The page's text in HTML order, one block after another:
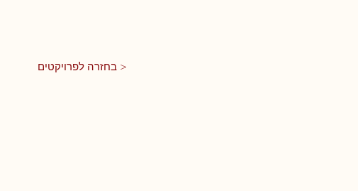
בחזרה לפרויקטים >